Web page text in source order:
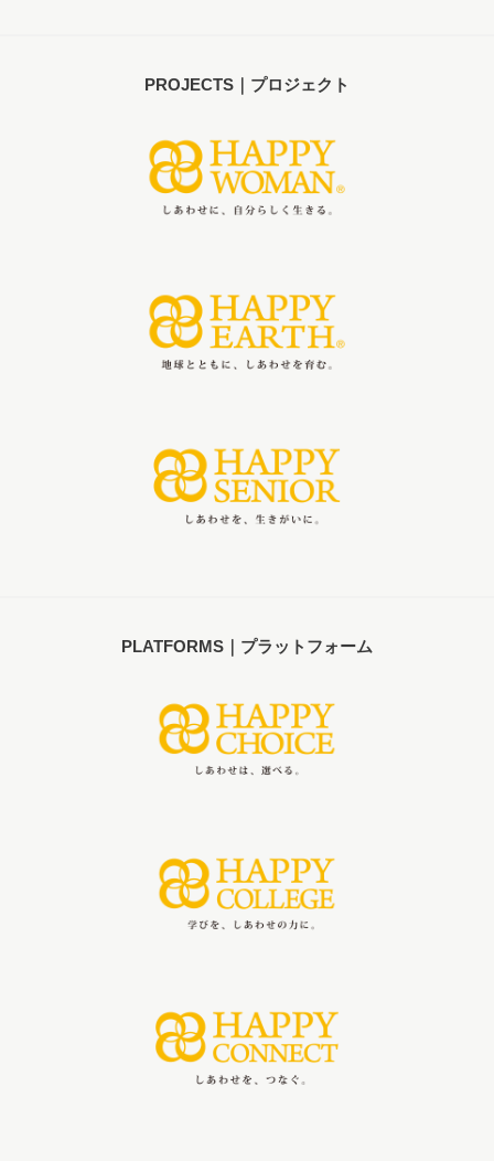
PROJECTS｜プロジェクト
PLATFORMS｜プラットフォーム